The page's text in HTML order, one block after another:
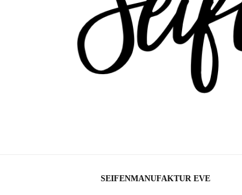
SEIFENMANUFAKTUR EVE